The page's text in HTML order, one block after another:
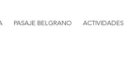
PASAJE BELGRANO ACTIVIDADES